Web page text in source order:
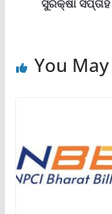
ସୁରକ୍ଷା
You